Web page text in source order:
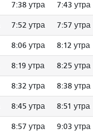
7:38 утра 7:43 утра
7:52 утра 7:57 утра
8:06 утра 8:12 утра
8:19 утра 8:25 утра
8:32 утра 8:38 утра
8:45 утра 8:51 утра
8:57 утра 9:03 утра